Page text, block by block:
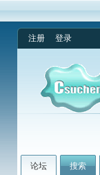
注册 登录
论坛 搜索